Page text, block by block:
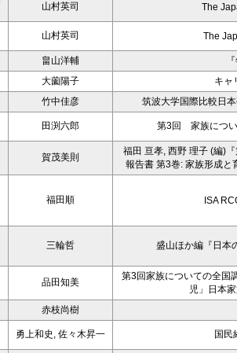
山村英司 The
山村英司 The
畠山洋輔
大薗陽子 キャ
竹中佳彦 筑波大学国際比較日
田渕六郎 第3回 家族につい
賀茂美則
福田 亘孝, 西野 理子 (編)
報告書 第3巻: 家族形成と
福田順 ISA
三輪哲 盛山ほか編『日本
品田知美
第3回家族についての全
児」日本
赤枝尚樹
勇上和史, 佐々木昇一 国